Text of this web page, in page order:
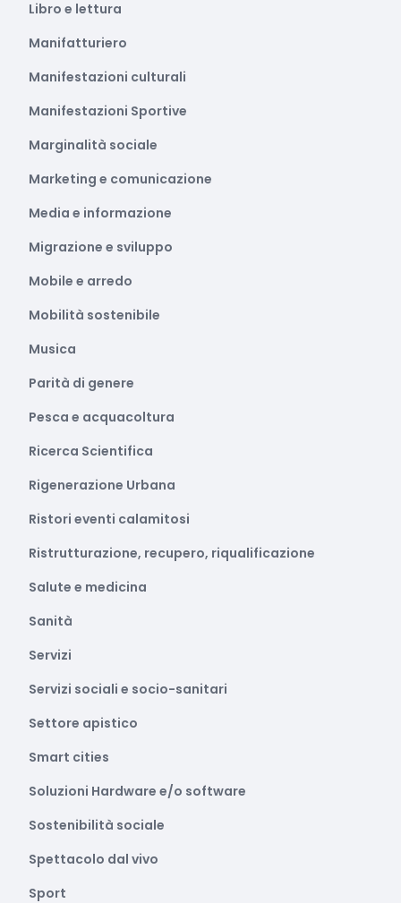
Libro e lettura
Manifatturiero
Manifestazioni culturali
Manifestazioni Sportive
Marginalità sociale
Marketing e comunicazione
Media e informazione
Migrazione e sviluppo
Mobile e arredo
Mobilità sostenibile
Musica
Parità di genere
Pesca e acquacoltura
Ricerca Scientifica
Rigenerazione Urbana
Ristori eventi calamitosi
Ristrutturazione, recupero, riqualificazione
Salute e medicina
Sanità
Servizi
Servizi sociali e socio-sanitari
Settore apistico
Smart cities
Soluzioni Hardware e/o software
Sostenibilità sociale
Spettacolo dal vivo
Sport